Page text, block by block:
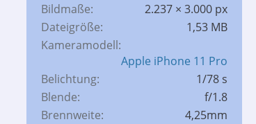
Bildmaße
2.237 × 3.000 px
Dateigröße
1,53 MB
Kameramodell
Apple iPhone 11 Pro
Belichtung
1/78 s
Blende
f/1.8
Brennweite
4,25mm